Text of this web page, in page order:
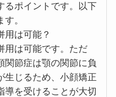
るポイントです。以下
。
用は可能？
用は可能です。ただ
関節症は顎の関節に負
生じるため、小顔矯正
導を受けることが大切